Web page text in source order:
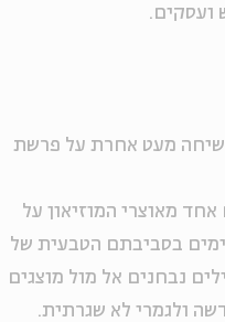
ועסקים.
שיחה מעט אחרת על פרשת
אחד מאוצרי המוזיאון על
בסביבתם הטבעית של
נבחנים אל מול מוצגים
ולגמרי לא שגרתית.